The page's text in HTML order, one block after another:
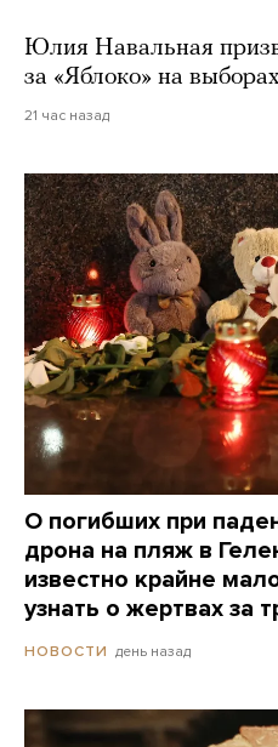
Юлия Навальная
за «Яблоко» на
21 час назад
О погибших при
дрона на пляж в
известно крайне
узнать о жертвах за
НОВОСТИ день назад